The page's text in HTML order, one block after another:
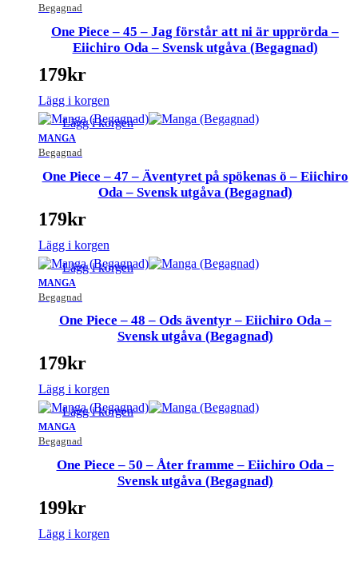
Begagnad
One Piece – 45 – Jag förstår att ni är upprörda –
Eiichiro Oda – Svensk utgåva (Begagnad)
179kr
Lägg i korgen
MANGA
Begagnad
Lägg i korgen
One Piece – 47 – Äventyret på spökenas ö – Eiichiro
Oda – Svensk utgåva (Begagnad)
179kr
Lägg i korgen
MANGA
Begagnad
Lägg i korgen
One Piece – 48 – Ods äventyr – Eiichiro Oda –
Svensk utgåva (Begagnad)
179kr
Lägg i korgen
MANGA
Begagnad
Lägg i korgen
One Piece – 50 – Åter framme – Eiichiro Oda –
Svensk utgåva (Begagnad)
199kr
Lägg i korgen